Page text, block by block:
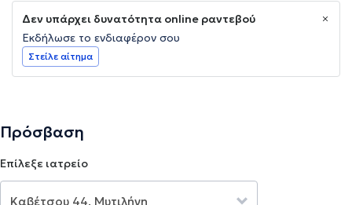
Δεν υπάρχει δυνατότητα online ραντεβού
Εκδήλωσε το ενδιαφέρον σου
Στείλε αίτημα
Πρόσβαση
Επίλεξε ιατρείο